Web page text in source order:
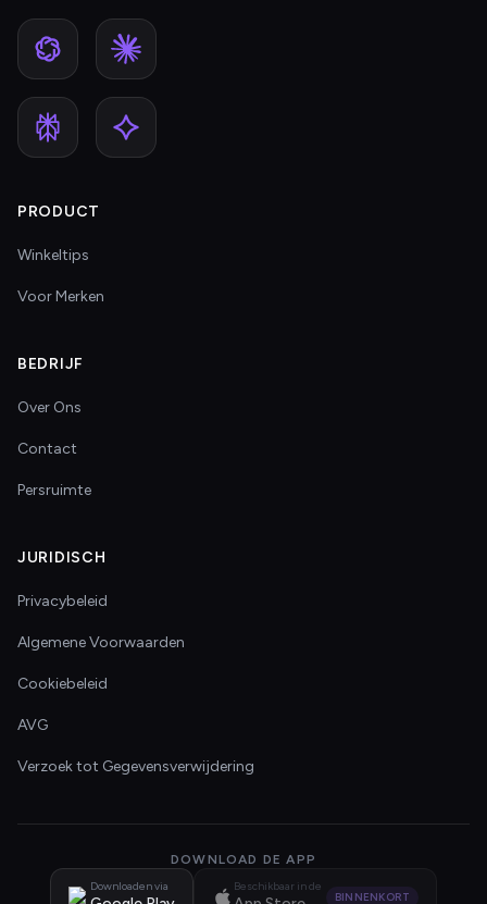
PRODUCT
Winkeltips
Voor Merken
BEDRIJF
Over Ons
Contact
Persruimte
JURIDISCH
Privacybeleid
Algemene Voorwaarden
Cookiebeleid
AVG
Verzoek tot Gegevensverwijdering
DOWNLOAD DE APP
Downloaden via Beschikbaar in de
BINNENKORT